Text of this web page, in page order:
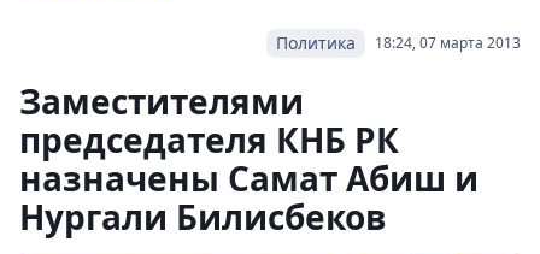
18:24, 07 марта 2013
Политика
Заместителями
председателя КНБ РК
назначены Самат Абиш и
Нургали Билисбеков